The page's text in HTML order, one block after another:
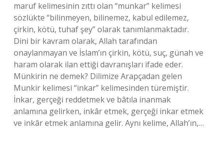
maruf kelimesinin zıttı olan “munkar” kelimesi
sözlükte “bilinmeyen, bilinemez, kabul edilemez,
çirkin, kötü, tuhaf şey” olarak tanımlanmaktadır.
Dini bir kavram olarak, Allah tarafından
onaylanmayan ve İslam’ın çirkin, kötü, suç, günah ve
haram olarak ilan ettiği davranışları ifade eder.
Münkirin ne demek? Dilimize Arapçadan gelen
Munkir kelimesi “inkar” kelimesinden türemiştir.
İnkar, gerçeği reddetmek ve bâtıla inanmak
anlamına gelirken, inkâr etmek, gerçeği inkar etmek
ve inkâr etmek anlamına gelir. Aynı kelime, Allah’ın,…